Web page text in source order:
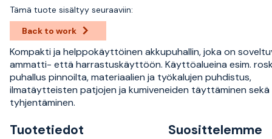
Tämä tuote sisältyy seuraaviin:
Back to work
Kompakti ja helppokäyttöinen akkupuhallin, joka on
ammatti- että harrastuskäyttöön. Käyttöalueina esim.
puhallus pinnoilta, materiaalien ja työkalujen puhdistus,
ilmatäytteisten patjojen ja kumiveneiden täyttäminen sekä
tyhjentäminen.
Tuotetiedot Suosittelemme